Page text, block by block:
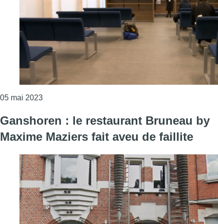
05 mai 2023Consulter l'article "Le nombre de faillites a doublé
Ganshoren : le restaurant Bruneau by
Maxime Maziers fait aveu de faillite